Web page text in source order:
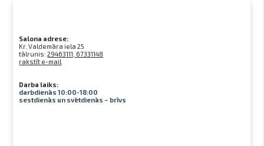
Salona adrese:
Kr. Valdemāra iela 25
tālrunis:29463111, 67331148
rakstīt e-mail
Darba laiks:
darbdienās 10:00-18:00
sestdienās un svētdienās – brīvs